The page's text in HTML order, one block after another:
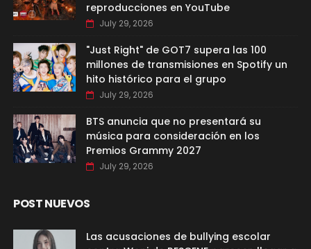
reproducciones en YouTube
July 29, 2026
"Just Right" de GOT7 supera las 100
millones de transmisiones en Spotify un
hito histórico para el grupo
July 29, 2026
BTS anuncia que no presentará su
música para consideración en los
Premios Grammy 2027
July 29, 2026
POST NUEVOS
Las acusaciones de bullying escolar